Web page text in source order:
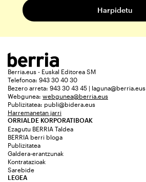
Berria.eus - Euskal Editorea SM
Telefonoa: 943 30 40 30
Bezero arreta: 943 30 43 45 | laguna@berria.eus
Webgunea: webgunea@berria.eus
Publizitatea: publi@bidera.eus
Harremanetan jarri
ORRIALDE KORPORATIBOAK
Ezagutu BERRIA Taldea
BERRIA berri bloga
Publizitatea
Galdera-erantzunak
Kontratazioak
Sarebide
LEGEA